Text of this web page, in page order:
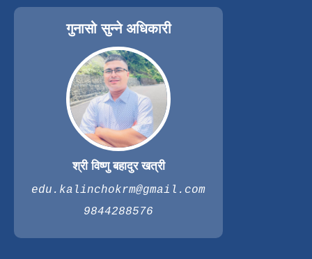
गुनासो सुन्ने अधिकारी
श्री विष्णु बहादुर खत्री
edu.kalinchokrm@gmail.com
9844288576